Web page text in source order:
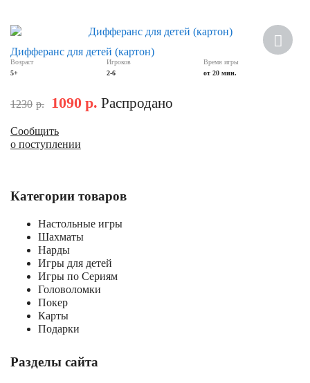
Дифферанс для детей (картон)
Возраст
5+
Игроков
2-6
Время игры
от 20 мин.
1230 р. 1090 р. Распродано
Сообщить
о поступлении
Категории товаров
Настольные игры
Шахматы
Нарды
Игры для детей
Игры по Сериям
Головоломки
Покер
Карты
Подарки
Разделы сайта